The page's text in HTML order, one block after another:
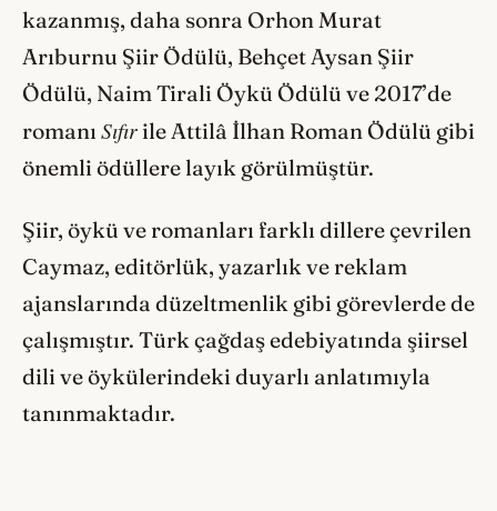
kazanmış, daha sonra Orhon Murat
Arıburnu Şiir Ödülü, Behçet Aysan Şiir
Ödülü, Naim Tirali Öykü Ödülü ve 2017’de
romanı Sıfır ile Attilâ İlhan Roman Ödülü gibi
önemli ödüllere layık görülmüştür.
Şiir, öykü ve romanları farklı dillere çevrilen
Caymaz, editörlük, yazarlık ve reklam
ajanslarında düzeltmenlik gibi görevlerde de
çalışmıştır. Türk çağdaş edebiyatında şiirsel
dili ve öykülerindeki duyarlı anlatımıyla
tanınmaktadır.